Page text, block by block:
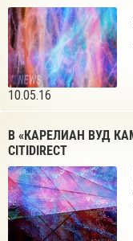
10.05.16
В «КАРЕЛИАН ВУД
CITIDIRECT